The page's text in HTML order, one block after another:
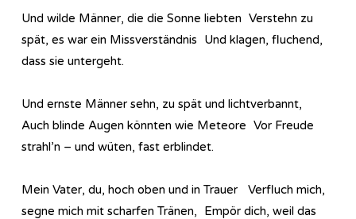
Und wilde Männer, die die Sonne liebten Verstehn zu
spät, es war ein Missverständnis Und klagen, fluchend,
dass sie untergeht.
Und ernste Männer sehn, zu spät und lichtverbannt,
Auch blinde Augen könnten wie Meteore Vor Freude
strahl’n – und wüten, fast erblindet.
Mein Vater, du, hoch oben und in Trauer Verfluch mich,
segne mich mit scharfen Tränen, Empör dich, weil das